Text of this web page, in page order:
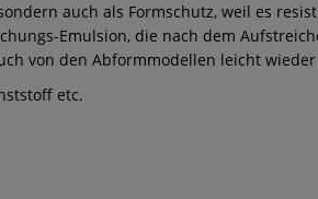
auch als Formschutz, weil es
Emulsion, die nach dem
von den Abformmodellen leicht
etc.